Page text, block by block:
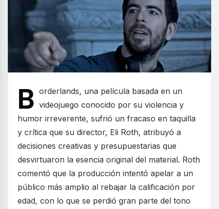
B orderlands, una película basada en un
videojuego conocido por su violencia y
humor irreverente, sufrió un fracaso en taquilla
y crítica que su director, Eli Roth, atribuyó a
decisiones creativas y presupuestarias que
desvirtuaron la esencia original del material. Roth
comentó que la producción intentó apelar a un
público más amplio al rebajar la calificación por
edad, con lo que se perdió gran parte del tono